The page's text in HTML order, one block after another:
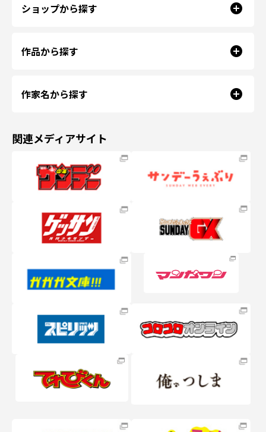
ショップから探す
作品から探す
作家名から探す
関連メディアサイト